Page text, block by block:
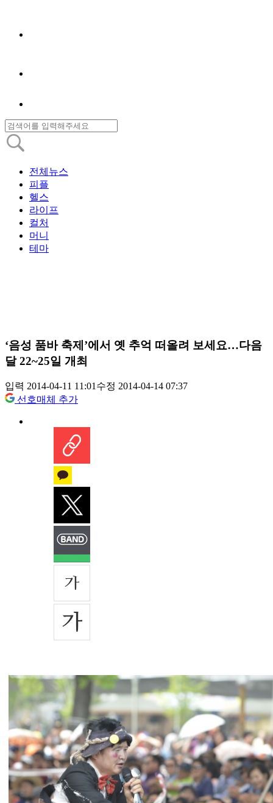
전체뉴스
피플
헬스
라이프
컬처
머니
테마
‘음성 품바 축제’에서 옛 추억 떠올려 보세요…다음
달 22~25일 개최
입력 2014-04-11 11:01수정 2014-04-14 07:37
선호매체 추가